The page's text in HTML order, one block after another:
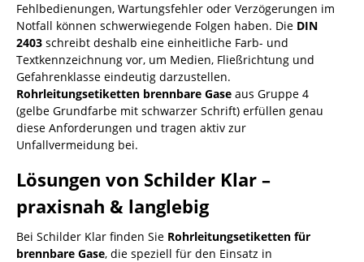
Fehlbedienungen, Wartungsfehler oder Verzögerungen im
Notfall können schwerwiegende Folgen haben. Die DIN
2403 schreibt deshalb eine einheitliche Farb- und
Textkennzeichnung vor, um Medien, Fließrichtung und
Gefahrenklasse eindeutig darzustellen.
Rohrleitungsetiketten brennbare Gase aus Gruppe 4
(gelbe Grundfarbe mit schwarzer Schrift) erfüllen genau
diese Anforderungen und tragen aktiv zur
Unfallvermeidung bei.
Lösungen von Schilder Klar –
praxisnah & langlebig
Bei Schilder Klar finden Sie Rohrleitungsetiketten für
brennbare Gase, die speziell für den Einsatz in